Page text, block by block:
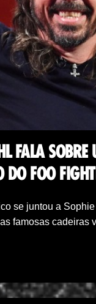
FALA
DO FOO
se juntou a
famosas cadeiras